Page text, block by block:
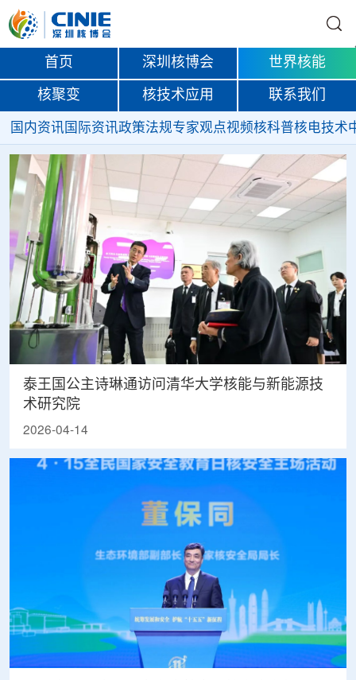
首页 深圳核博会 世界核能
核聚变 核技术应用 联系我们
国内资讯 国际资讯政策法规专家观点视频核科普核电技术
泰王国公主诗琳通访问清华大学核能与新能源技
术研究院
2026-04-14